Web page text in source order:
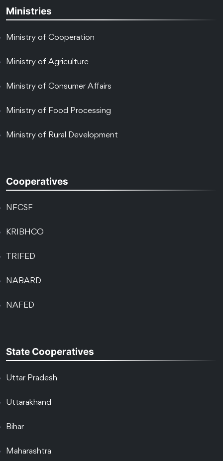
Ministries
Ministry of Cooperation
Ministry of Agriculture
Ministry of Consumer Affairs
Ministry of Food Processing
Ministry of Rural Development
Cooperatives
NFCSF
KRIBHCO
TRIFED
NABARD
NAFED
State Cooperatives
Uttar Pradesh
Uttarakhand
Bihar
Maharashtra